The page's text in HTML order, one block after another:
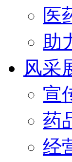
医
助
风采
宣
药
经